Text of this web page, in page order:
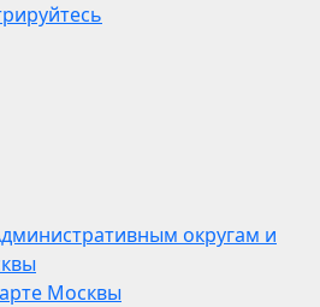
округам и
Москвы